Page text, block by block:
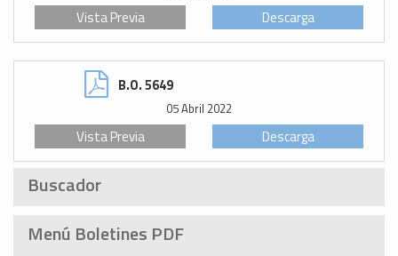
Descarga
Vista Previa
B.O. 5649
05 Abril 2022
Descarga
Vista Previa
Buscador
Menú Boletines PDF